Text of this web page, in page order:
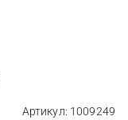
Артикул: 1009249